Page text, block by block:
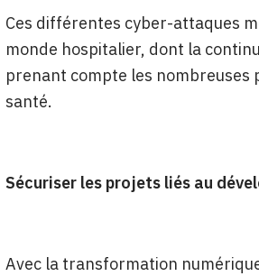
Ces différentes cyber-attaques
monde hospitalier, dont la
prenant compte les nombreuses
santé.
Sécuriser les projets liés au
Avec la transformation